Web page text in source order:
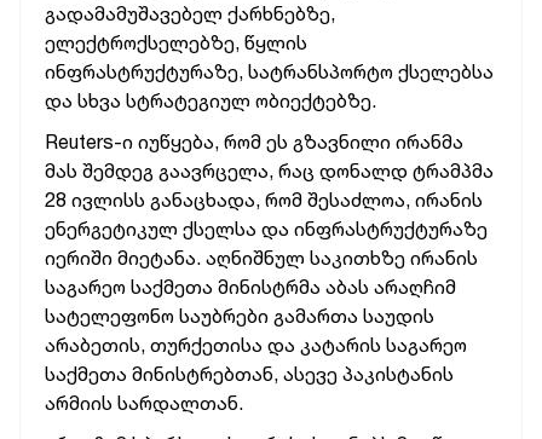
გადამამუშავებელ ქარხნებზე,
ელექტროქსელებზე, წყლის
ინფრასტრუქტურაზე, სატრანსპორტო ქსელებსა
და სხვა სტრატეგიულ ობიექტებზე.
Reuters-ი იუწყება, რომ ეს გზავნილი ირანმა
მას შემდეგ გაავრცელა, რაც დონალდ ტრამპმა
28 ივლისს განაცხადა, რომ შესაძლოა, ირანის
ენერგეტიკულ ქსელსა და ინფრასტრუქტურაზე
იერიში მიეტანა. აღნიშნულ საკითხზე ირანის
საგარეო საქმეთა მინისტრმა აბას არაღჩიმ
სატელეფონო საუბრები გამართა საუდის
არაბეთის, თურქეთისა და კატარის საგარეო
საქმეთა მინისტრებთან, ასევე პაკისტანის
არმიის სარდალთან.